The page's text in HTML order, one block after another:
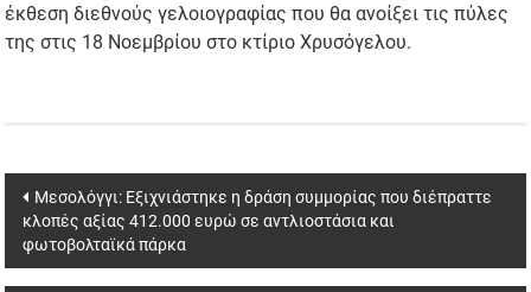
έκθεση διεθνούς γελοιογραφίας που θα ανοίξει τις πύλες
της στις 18 Νοεμβρίου στο κτίριο Χρυσόγελου.
Post
navigation
Μεσολόγγι: Εξιχνιάστηκε η δράση συμμορίας που διέπραττε
κλοπές αξίας 412.000 ευρώ σε αντλιοστάσια και
φωτοβολταϊκά πάρκα